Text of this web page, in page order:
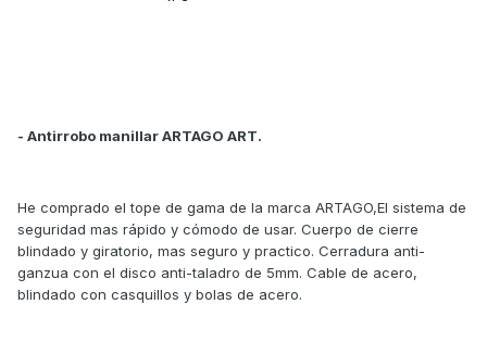
- Antirrobo manillar ARTAGO ART.
He comprado el tope de gama de la marca ARTAGO,El sistema de
seguridad mas rápido y cómodo de usar. Cuerpo de cierre
blindado y giratorio, mas seguro y practico. Cerradura anti-
ganzua con el disco anti-taladro de 5mm. Cable de acero,
blindado con casquillos y bolas de acero.